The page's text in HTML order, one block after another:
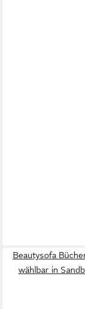
Beautysofa
wählbar in